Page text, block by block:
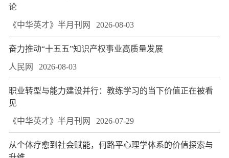
论
《中华英才》半月刊网 2026-08-03
奋力推动“十五五”知识产权事业高质量发展
人民网 2026-08-03
职业转型与能力建设并行：教练学习的当下价值正在被看
见
《中华英才》半月刊网 2026-07-29
从个体疗愈到社会赋能，何路平心理学体系的价值探索与